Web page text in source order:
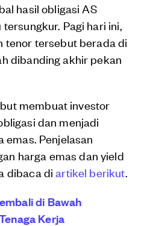
hasil obligasi AS
Pagi hari ini,
tenor tersebut berada di
dibanding akhir pekan
membuat investor
dan menjadi
emas. Penjelasan
harga emas dan yield
dibaca diartikel berikut.
di Bawah
Kerja